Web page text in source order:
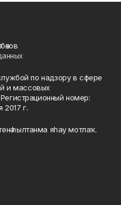
по надзору в сфере
и массовых
номер:
г.
һылтанма яһау мотлаҡ.